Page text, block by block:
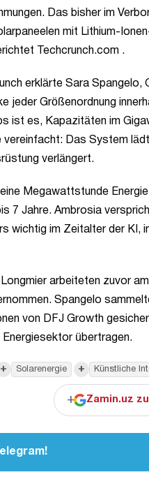
Das bisher im
mit Lithium-
Techcrunch.com .
erklärte Sara
jeder Größenordnung
ist es, Kapazitäten im
vereinfacht: Das System
verlängert.
Megawattstunde
7 Jahre. Ambrosia
wichtig im Zeitalter der KI,
arbeiteten zuvor
Spangelo
von DFJ Growth
übertragen.
+ Solarenergie + Künstliche
+ Zamin.uz